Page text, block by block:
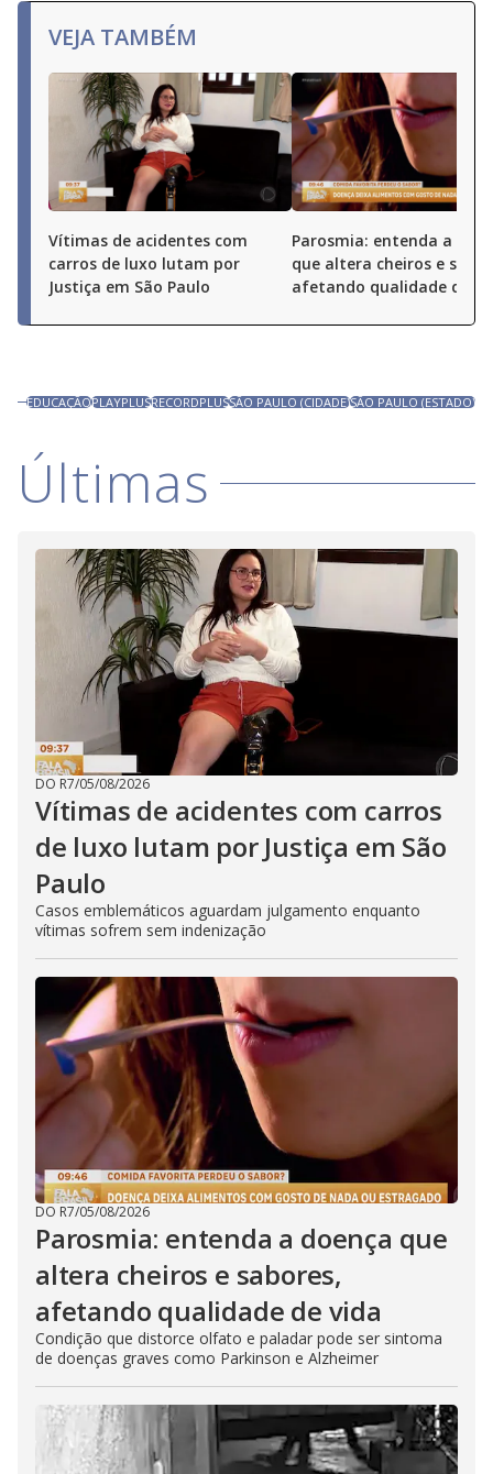
VEJA TAMBÉM
Vítimas de acidentes com
carros de luxo lutam por
Justiça em São Paulo
Parosmia: entenda a
que altera cheiros e
afetando qualidade de
EDUCAÇÃOPLAYPLUSRECORDPLUSSÃO PAULO (CIDADE)SÃO PAULO (ESTADO)
Últimas
DO R7/05/08/2026
Vítimas de acidentes com carros
de luxo lutam por Justiça em São
Paulo
Casos emblemáticos aguardam julgamento enquanto
vítimas sofrem sem indenização
DO R7/05/08/2026
Parosmia: entenda a doença que
altera cheiros e sabores,
afetando qualidade de vida
Condição que distorce olfato e paladar pode ser sintoma
de doenças graves como Parkinson e Alzheimer